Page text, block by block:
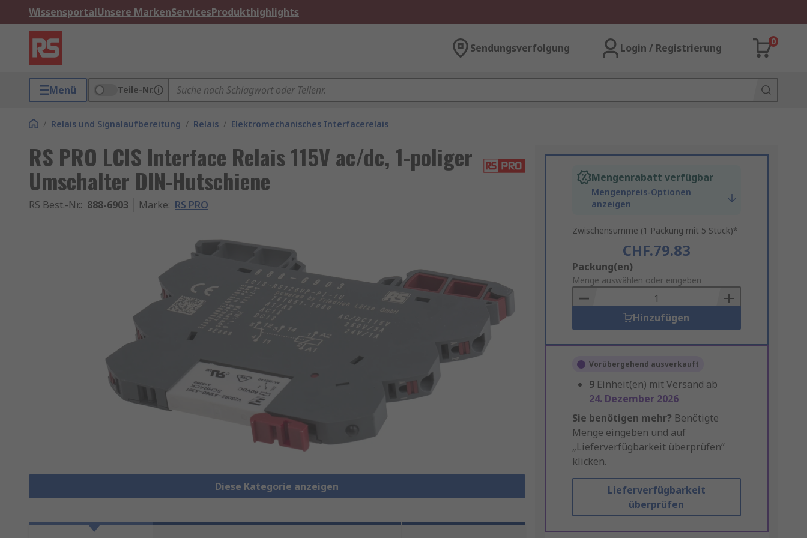
WissensportalUnsere MarkenServicesProdukthighlights
Sendungsverfolgung Login / Registrierung
0
Menü Teile-Nr.
/ Relais und Signalaufbereitung / Relais / Elektromechanisches Interfacerelais
RS PRO LCIS Interface Relais 115V ac/dc, 1-poliger
Umschalter DIN-Hutschiene
RS Best.-Nr.: 888-6903 Marke: RS PRO
Diese Kategorie anzeigen
Mengenrabatt verfügbar
Mengenpreis-Optionen
anzeigen
Zwischensumme (1 Packung mit 5 Stück)*
CHF.79.83
Add
to
Basket
Packung(en)
Menge auswählen oder eingeben
Hinzufügen
Vorübergehend ausverkauft
9 Einheit(en) mit Versand ab
24. Dezember 2026
Sie benötigen mehr? Benötigte
Menge eingeben und auf
„Lieferverfügbarkeit überprüfen“
klicken.
Lieferverfügbarkeit
überprüfen